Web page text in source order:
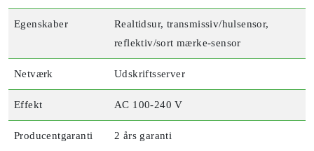
Egenskaber
Realtidsur, transmissiv/hulsensor,
reflektiv/sort mærke-sensor
Netværk Udskriftsserver
Effekt AC 100-240 V
Producentgaranti 2 års garanti